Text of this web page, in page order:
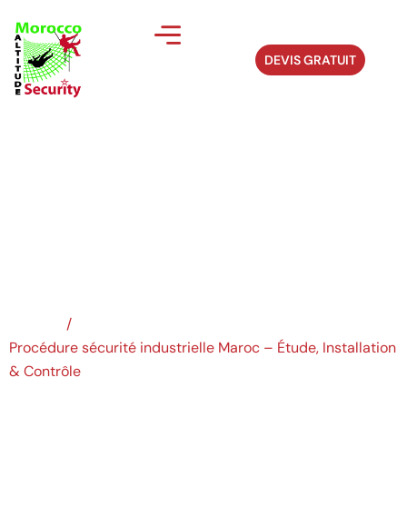
DEVIS GRATUIT
/
Procédure sécurité industrielle Maroc – Étude, Installation
& Contrôle